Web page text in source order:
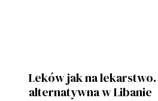
Leków jak na
alternatywna w Libanie